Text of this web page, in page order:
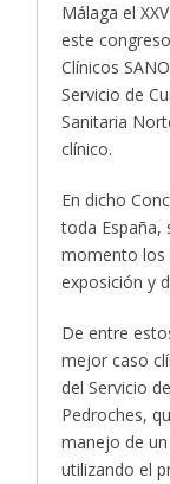
Málaga el
este
Clínicos
Servicio de
Sanitaria
clínico.
En dicho
toda España,
momento los
exposición y
De entre
mejor caso
del Servicio
Pedroches,
manejo de
utilizando el